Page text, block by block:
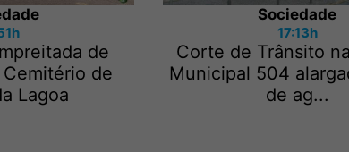
de
de
Lagoa
Sociedade
17:13h
Corte de Trânsito
Municipal 504
de ag...